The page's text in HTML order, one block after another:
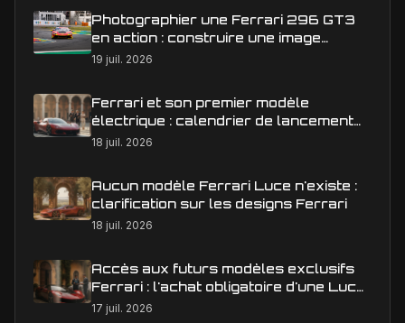
Photographier une Ferrari 296 GT3
en action : construire une image
éditoriale qui raconte la course
19 juil. 2026
Ferrari et son premier modèle
électrique : calendrier de lancement
en Europe
18 juil. 2026
Aucun modèle Ferrari Luce n'existe :
clarification sur les designs Ferrari
18 juil. 2026
Accès aux futurs modèles exclusifs
Ferrari : l'achat obligatoire d'une Luce
est-il une réalité ?
17 juil. 2026